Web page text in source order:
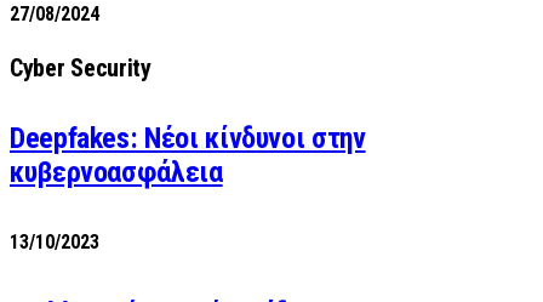
27/08/2024
Cyber Security
Deepfakes: Νέοι κίνδυνοι στην
κυβερνοασφάλεια
13/10/2023